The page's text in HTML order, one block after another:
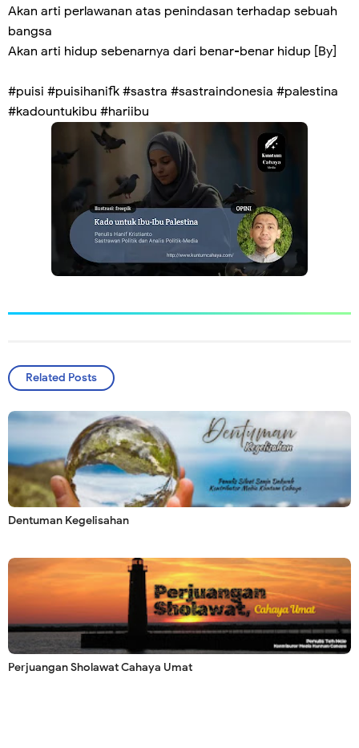
Akan arti perlawanan atas penindasan terhadap sebuah
bangsa
Akan arti hidup sebenarnya dari benar-benar hidup [By]
#puisi #puisihanifk #sastra #sastraindonesia #palestina
#kadountukibu #hariibu
Related Posts
Dentuman Kegelisahan
Perjuangan Sholawat Cahaya Umat